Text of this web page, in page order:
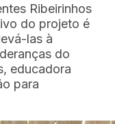
Ribeirinhos
do projeto é
las à
do
educadora
para